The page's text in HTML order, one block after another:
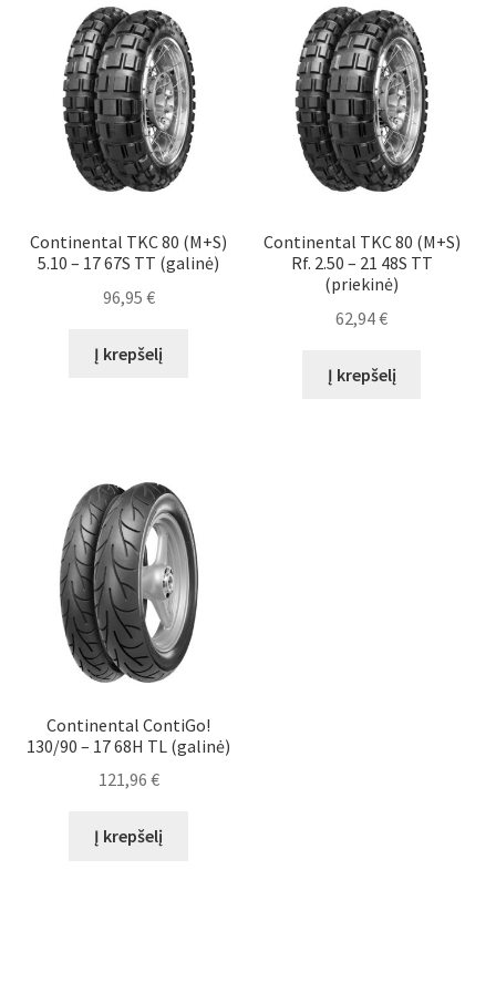
Continental TKC 80 (M+S)
5.10 – 17 67S TT (galinė)
96,95 €
Į krepšelį
Continental TKC 80 (M+S)
Rf. 2.50 – 21 48S TT
(priekinė)
62,94€
Į krepšelį
Continental ContiGo!
130/90 – 17 68H TL (galinė)
121,96 €
Į krepšelį